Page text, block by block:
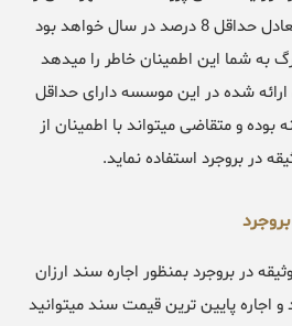
بپذیرد ، مبلغ اجاره سند معادل حداقل 8 درصد در سال خواهد بود
به شما این اطمینان خاطر را میدهد
شده در این موسسه دارای حداقل
بوده و متقاضی میتواند با اطمینان از
در بروجرد استفاده نماید.
در بروجرد بمنظور اجاره سند ارزان
و اجاره پایین ترین قیمت سند میتوانید